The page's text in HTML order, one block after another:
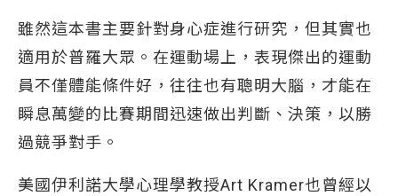
雖然這本書主要針對身心症進行研究，但其實也
適用於普羅大眾。在運動場上，表現傑出的運動
員不僅體能條件好，往往也有聰明大腦，才能在
瞬息萬變的比賽期間迅速做出判斷、決策，以勝
過競爭對手。
美國伊利諾大學心理學教授Art Kramer也曾經以